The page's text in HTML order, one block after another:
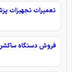
تعمیرات تجهیزات
فروش دستگاه